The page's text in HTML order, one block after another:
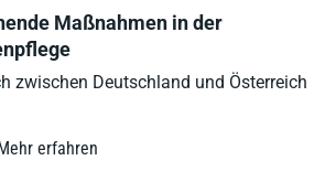
Maßnahmen in der
zwischen Deutschland und Österreich
erfahren